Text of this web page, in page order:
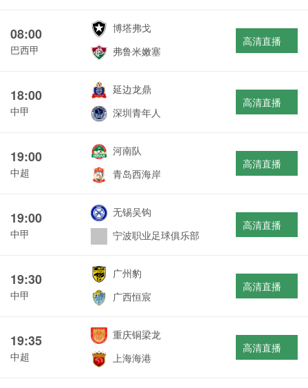
08:00
巴西甲
博塔弗戈
弗鲁米嫩塞
高清直播
18:00
中甲
延边龙鼎
深圳青年人
高清直播
19:00
中超
河南队
青岛西海岸
高清直播
19:00
中甲
无锡吴钩
宁波职业足球俱乐部
高清直播
19:30
中甲
广州豹
广西恒宸
高清直播
19:35
中超
重庆铜梁龙
上海海港
高清直播